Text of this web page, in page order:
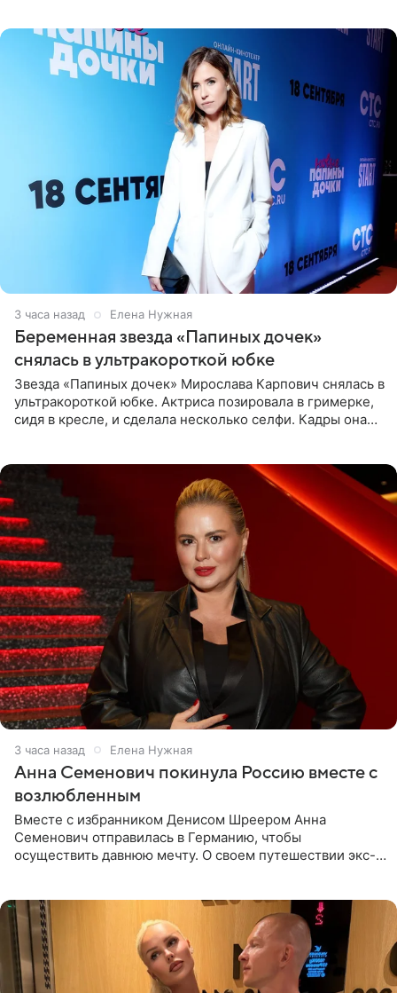
3 часа назад Елена Нужная
Беременная звезда «Папиных дочек»
снялась в ультракороткой юбке
Звезда «Папиных дочек» Мирослава Карпович снялась в
ультракороткой юбке. Актриса позировала в гримерке,
сидя в кресле, и сделала несколько селфи. Кадры она
3 часа назад Елена Нужная
Анна Семенович покинула Россию вместе с
возлюбленным
Вместе с избранником Денисом Шреером Анна
Семенович отправилась в Германию, чтобы
осуществить давнюю мечту. О своем путешествии экс-